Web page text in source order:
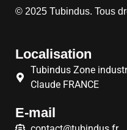
© 2025 Tubindus. Tous
Localisation
Tubindus Zone
Claude FRANCE
E-mail